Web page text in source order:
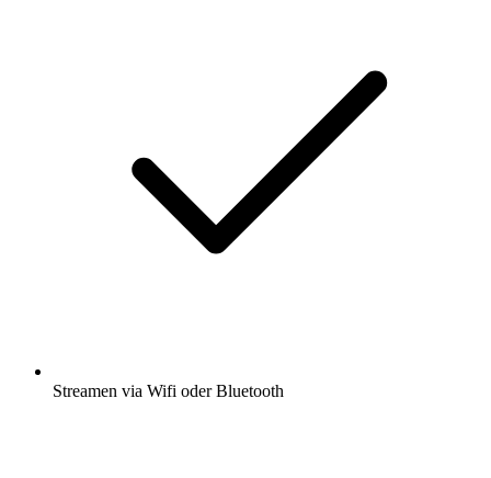
Streamen via Wifi oder Bluetooth